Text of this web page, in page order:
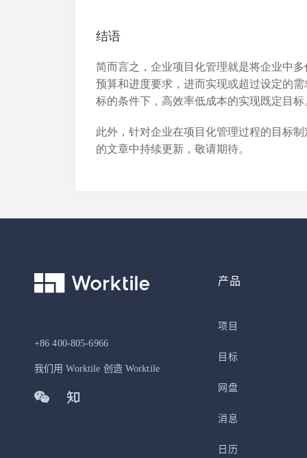
结语
简而言之，企业项目化管理就是将企业中
预算和进度要求，进而实现或超过设定的
标的条件下，高效率低成本的实现既定目标
此外，针对企业在项目化管理过程的目标
的文章中持续更新，敬请期待。
+86 400-805-6966
我们用 Worktile 创造 Worktile
产品
项目
目标
网盘
消息
日历